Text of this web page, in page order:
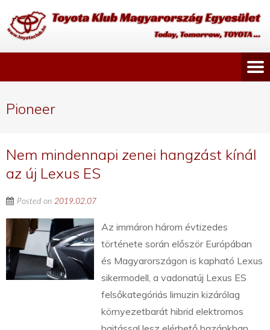
Pioneer
Nem mindennapi zenei hangzást kínál
az új Lexus ES
Posted on 2019.02.07
Az immáron három évtizedes
története során először Európában
és Magyarországon is kapható Lexus
sikermodell, a vadonatúj Lexus ES
felsőkategóriás limuzin kizárólag
környezetbarát hibrid elektromos